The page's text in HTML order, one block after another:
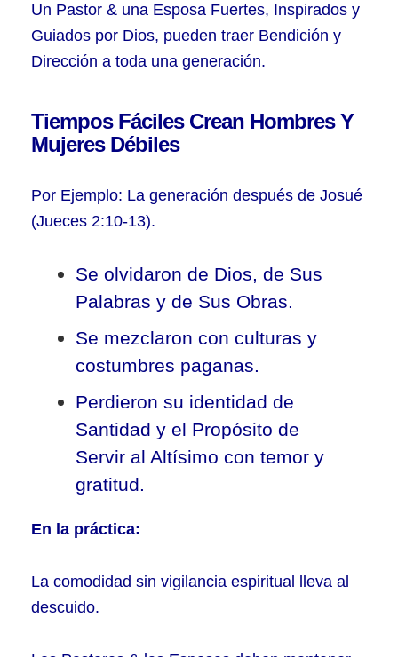
Un Pastor & una Esposa Fuertes, Inspirados y
Guiados por Dios, pueden traer Bendición y
Dirección a toda una generación.
Tiempos Fáciles Crean Hombres Y
Mujeres Débiles
Por Ejemplo: La generación después de Josué
(Jueces 2:10-13).
Se olvidaron de Dios, de Sus
Palabras y de Sus Obras.
Se mezclaron con culturas y
costumbres paganas.
Perdieron su identidad de
Santidad y el Propósito de
Servir al Altísimo con temor y
gratitud.
En la práctica:
La comodidad sin vigilancia espiritual lleva al
descuido.